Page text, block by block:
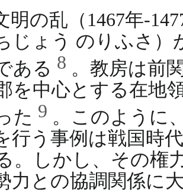
の乱（1467年-
じょう のりふさ）
ある 8 。教房は前
を中心とする在地
た 9 。このように
行う事例は戦国時
。しかし、その権
力との協調関係に